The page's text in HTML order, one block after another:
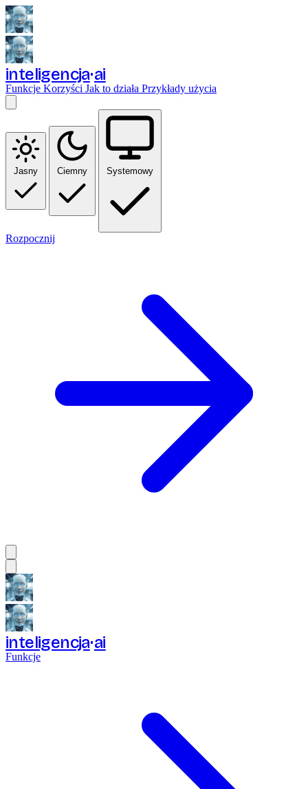
inteligencja ai
Funkcje Korzyści Jak to działa Przykłady użycia
Jasny Ciemny Systemowy
Rozpocznij
inteligencja ai
Funkcje